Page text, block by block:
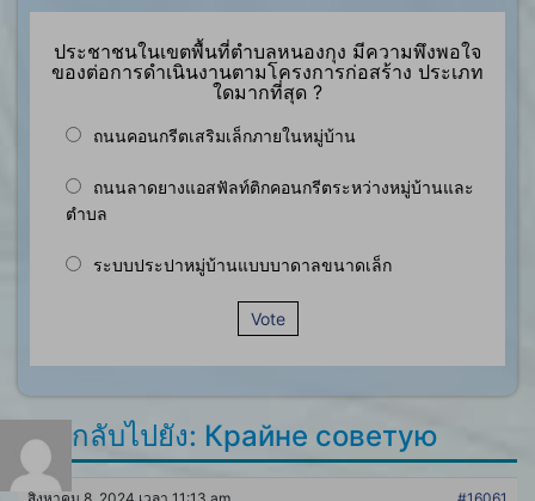
ประชาชนในเขตพื้นที่ตำบลหนองกุง มีความพึงพอใจ
ของต่อการดำเนินงานตามโครงการก่อสร้าง ประเภท
ใดมากที่สุด ?
ถนนคอนกรีตเสริมเล็กภายในหมู่บ้าน
ถนนลาดยางแอสฟัลท์ติกคอนกรีตระหว่างหมู่บ้านและ
ตำบล
ระบบประปาหมู่บ้านแบบบาดาลขนาดเล็ก
Vote
ตอบกลับไปยัง: Крайне советую